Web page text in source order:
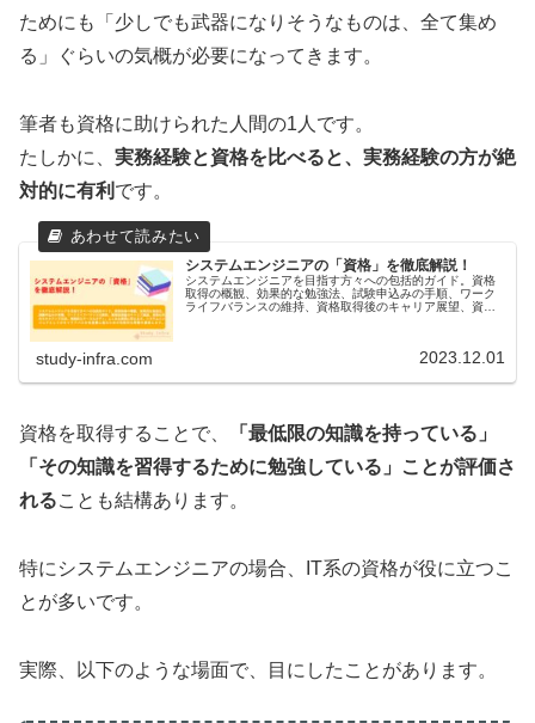
ためにも「少しでも武器になりそうなものは、全て集め
る」ぐらいの気概が必要になってきます。
筆者も資格に助けられた人間の1人です。
たしかに、 実務経験と資格を比べると、実務経験の方が絶
対的に有利 です。
システムエンジニアの「資格」を徹底解説！
システムエンジニアを目指す方々への包括的ガイド。資格
取得の概観、効果的な勉強法、試験申込みの手順、ワーク
ライフバランスの維持、資格取得後のキャリア展望、資格
study-infra.com 2023.12.01
資格を取得することで、
「最低限の知識を持っている」
「その知識を習得するために勉強している」ことが評価さ
れることも結構あります。
特にシステムエンジニアの場合、IT系の資格が役に立つこ
とが多いです。
実際、以下のような場面で、目にしたことがあります。